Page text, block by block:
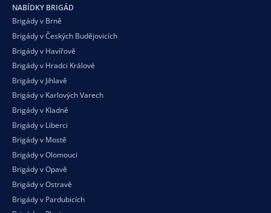
NABÍDKY BRIGÁD
Brigády v Brně
Brigády v Českých Budějovicích
Brigády v Havířově
Brigády v Hradci Králové
Brigády v Jihlavě
Brigády v Karlových Varech
Brigády v Kladně
Brigády v Liberci
Brigády v Mostě
Brigády v Olomouci
Brigády v Opavě
Brigády v Ostravě
Brigády v Pardubicích